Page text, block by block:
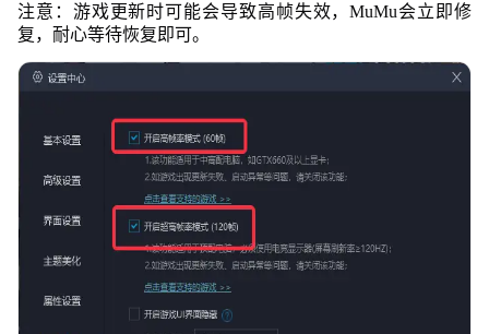
注意：游戏更新时可能会导致高帧失效，MuMu会立即修
复，耐心等待恢复即可。